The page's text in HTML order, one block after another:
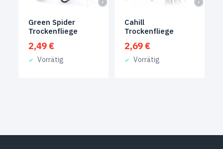
Green Spider
Trockenfliege
2,49 €
Vorrätig
Cahill
Trockenfliege
2,69 €
Vorrätig